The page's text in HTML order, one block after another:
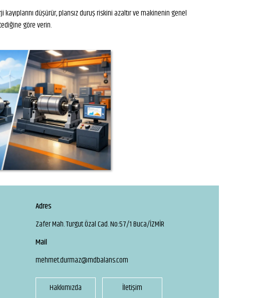
düşürür, plansız duruş riskini azaltır ve makinenin genel
göre verin.
Adres
Zafer Mah. Turgut Özal Cad. No:57/1 Buca/İZMİR
Mail
mehmet.durmaz@mdbalans.com
Hakkımızda İletişim